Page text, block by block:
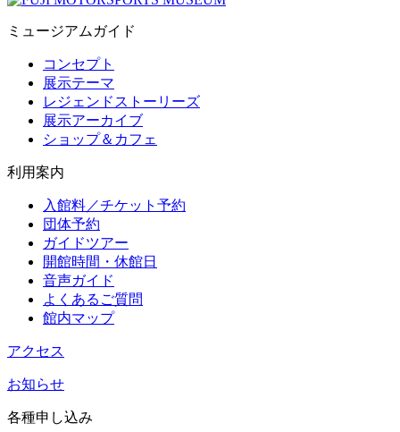
ミュージアムガイド
コンセプト
展示テーマ
レジェンドストーリーズ
展示アーカイブ
ショップ＆カフェ
利用案内
入館料／チケット予約
団体予約
ガイドツアー
開館時間・休館日
音声ガイド
よくあるご質問
館内マップ
アクセス
お知らせ
各種申し込み